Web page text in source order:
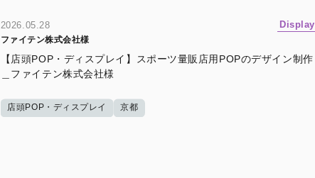
2026.05.28 Display
ファイテン株式会社様
【店頭POP・ディスプレイ】スポーツ量販店用POPのデザイン制作
＿ファイテン株式会社様
店頭POP・ディスプレイ 京都